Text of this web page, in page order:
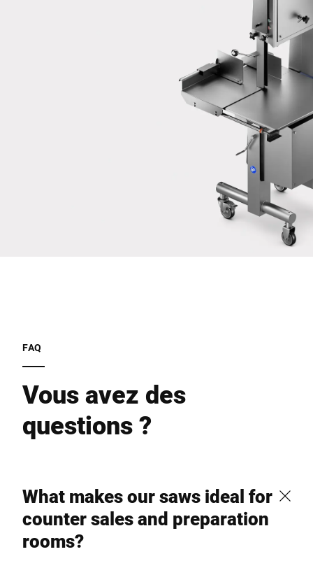
Je confirme par la présente que j'accepte l'utilisation de mes
données pour traiter cette demande . De plus amples
informations peuvent être trouvées dans leDéclaration de
Click to start verification
Friendly Captcha ⇗
FAQ
Vous avez des
questions ?
What makes our saws ideal for
counter sales and preparation
rooms?